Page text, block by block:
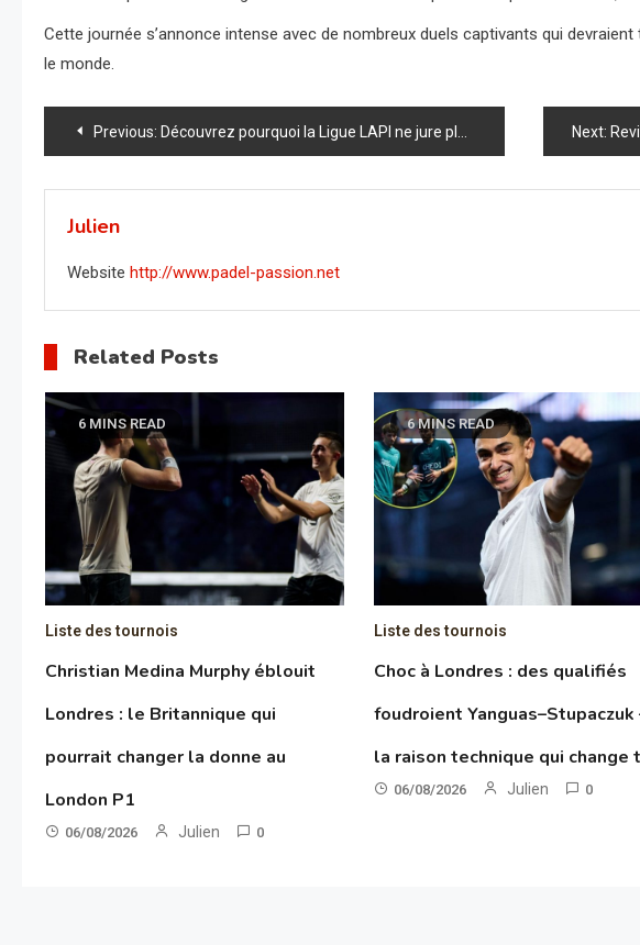
Cette journée s’annonce intense avec de nombreux duels captivants qui
le monde.
Navigation
de
l’article
Previous: Découvrez pourquoi la Ligue LAPI ne jure plus que par les balles HEAD PADEL PRO+ dans ses tournois ! Next: Revivez
Julien
Website http://www.padel-passion.net
Related Posts
6 MINS READ
Liste des tournois
Christian Medina Murphy éblouit
Londres : le Britannique qui
pourrait changer la donne au
London P1
06/08/2026 Julien 0
6 MINS READ
Liste des tournois
Choc à Londres : des qualifiés
foudroient
la raison technique qui change
06/08/2026 Julien 0